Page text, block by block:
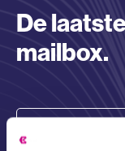
De
mailbox.
Email